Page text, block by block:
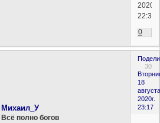
2020г.
22:37)
0
30
18
2020г.
23:17
Михаил_У
Всё полно богов